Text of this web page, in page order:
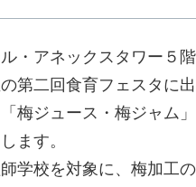
・アネックスタワー５
第二回食育フェスタに出
梅ジュース・梅ジャム
ます。
学校を対象に、梅加工